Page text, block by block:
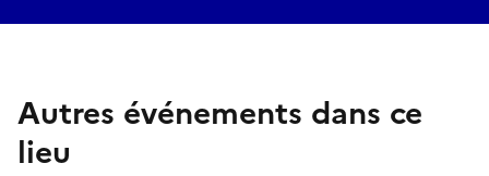
Autres événements dans ce
lieu